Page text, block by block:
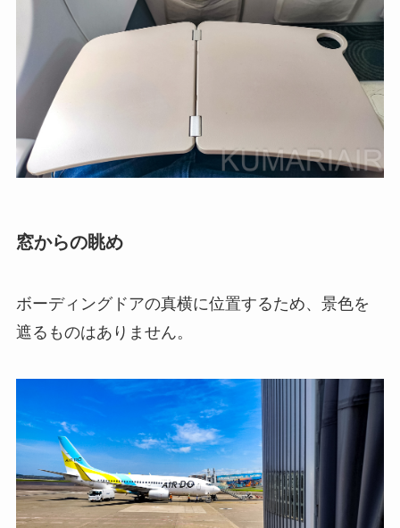
窓からの眺め
ボーディングドアの真横に位置するため、景色を
遮るものはありません。